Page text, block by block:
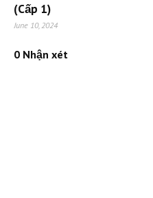
(Cấp 1)
June 10, 2024
0 Nhận xét